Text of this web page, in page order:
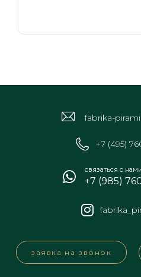
fabrika-
+7 (495)
связаться с
+7 (985)
заявка на звонок